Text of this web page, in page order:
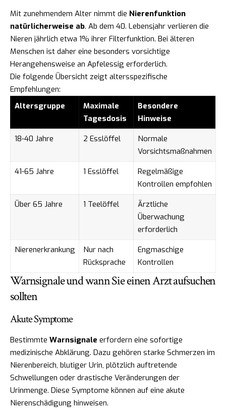
Mit zunehmendem Alter nimmt die Nierenfunktion
natürlicherweise ab. Ab dem 40. Lebensjahr verlieren die
Nieren jährlich etwa 1% ihrer Filterfunktion. Bei älteren
Menschen ist daher eine besonders vorsichtige
Herangehensweise an Apfelessig erforderlich.
Die folgende Übersicht zeigt altersspezifische
Empfehlungen:
Altersgruppe
Maximale
Tagesdosis
Besondere
Hinweise
18-40 Jahre
2 Esslöffel
Normale
Vorsichtsmaßnahmen
41-65 Jahre
1 Esslöffel
Regelmäßige
Kontrollen empfohlen
Über 65 Jahre
1 Teelöffel
Ärztliche
Überwachung
erforderlich
Nierenerkrankung
Nur nach
Rücksprache
Engmaschige
Kontrollen
Warnsignale und wann Sie einen Arzt aufsuchen
sollten
Akute Symptome
Bestimmte Warnsignale erfordern eine sofortige
medizinische Abklärung. Dazu gehören starke Schmerzen im
Nierenbereich, blutiger Urin, plötzlich auftretende
Schwellungen oder drastische Veränderungen der
Urinmenge. Diese Symptome können auf eine akute
Nierenschädigung hinweisen.